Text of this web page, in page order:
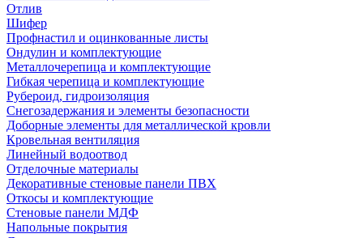
Отлив
Шифер
Профнастил и оцинкованные листы
Ондулин и комплектующие
Металлочерепица и комплектующие
Гибкая черепица и комплектующие
Рубероид, гидроизоляция
Снегозадержания и элементы безопасности
Доборные элементы для металлической кровли
Кровельная вентиляция
Линейный водоотвод
Отделочные материалы
Декоративные стеновые панели ПВХ
Откосы и комплектующие
Стеновые панели МДФ
Напольные покрытия